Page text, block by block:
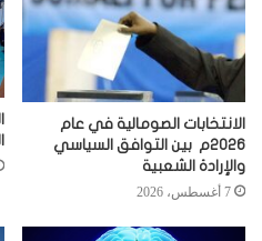
الانتخابات الصومالية في عام
2026م بين التوافق السياسي
والإرادة الشعبية
7 أغسطس، 2026